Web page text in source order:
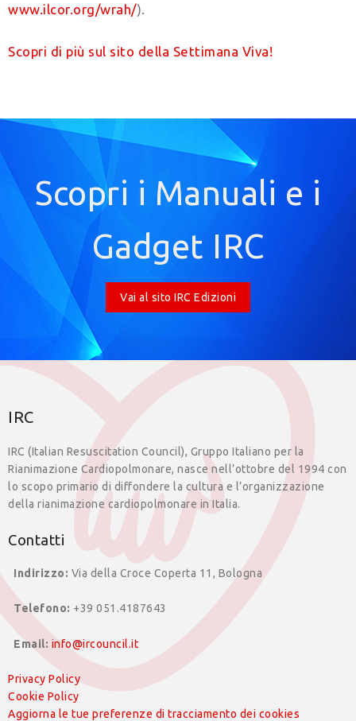
www.ilcor.org/wrah/).
Scopri di più sul sito della Settimana Viva!
Scopri i Manuali e i
Gadget IRC
Vai al sito IRC Edizioni
IRC
IRC (Italian Resuscitation Council), Gruppo Italiano per la
Rianimazione Cardiopolmonare, nasce nell’ottobre del 1994 con
lo scopo primario di diffondere la cultura e l’organizzazione
della rianimazione cardiopolmonare in Italia.
Contatti
Indirizzo: Via della Croce Coperta 11, Bologna
Telefono: +39 051.4187643
Email: info@ircouncil.it
Privacy Policy
Cookie Policy
Aggiorna le tue preferenze di tracciamento dei cookies